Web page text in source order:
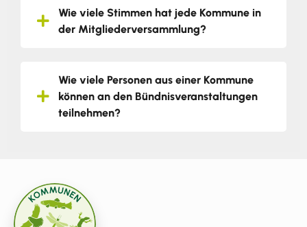
Wie viele Stimmen hat jede Kommune in
der Mitgliederversammlung?
Wie viele Personen aus einer Kommune
können an den Bündnisveranstaltungen
teilnehmen?